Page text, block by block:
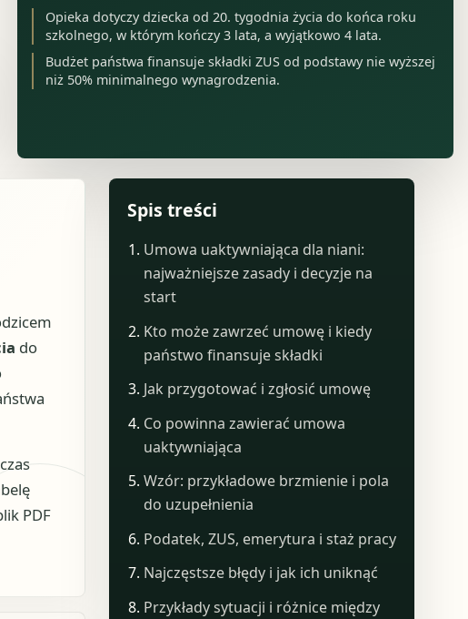
Opieka dotyczy dziecka od 20. tygodnia życia do końca roku
szkolnego, w którym kończy 3 lata, a wyjątkowo 4 lata.
Budżet państwa finansuje składki ZUS od podstawy nie wyższej
niż 50% minimalnego wynagrodzenia.
do
PDF
Spis treści
Umowa uaktywniająca dla niani:
najważniejsze zasady i decyzje na
start
Kto może zawrzeć umowę i kiedy
państwo finansuje składki
Jak przygotować i zgłosić umowę
Co powinna zawierać umowa
uaktywniająca
Wzór: przykładowe brzmienie i pola
do uzupełnienia
Podatek, ZUS, emerytura i staż pracy
Najczęstsze błędy i jak ich uniknąć
Przykłady sytuacji i różnice między